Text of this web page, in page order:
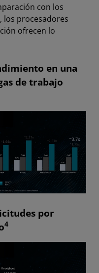
con los
los procesadores
ofrecen lo
en una
de trabajo
por
4